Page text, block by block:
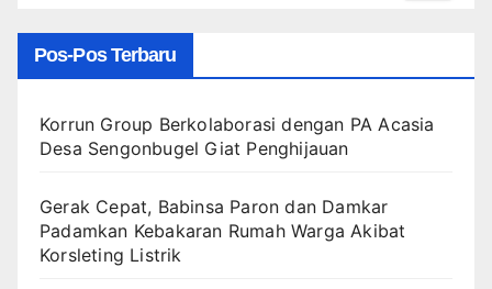
Pos-Pos Terbaru
Korrun Group Berkolaborasi dengan PA Acasia
Desa Sengonbugel Giat Penghijauan
Gerak Cepat, Babinsa Paron dan Damkar
Padamkan Kebakaran Rumah Warga Akibat
Korsleting Listrik